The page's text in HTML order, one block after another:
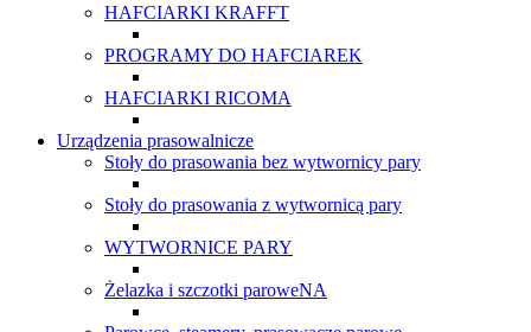
HAFCIARKI KRAFFT
PROGRAMY DO HAFCIAREK
HAFCIARKI RICOMA
Urządzenia prasowalnicze
Stoły do prasowania bez wytwornicy pary
Stoły do prasowania z wytwornicą pary
WYTWORNICE PARY
Żelazka i szczotki paroweNA